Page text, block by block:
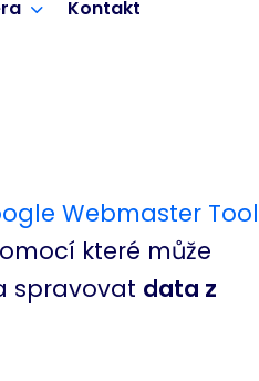
Kontakt
Webmaster
které může
spravovat data z